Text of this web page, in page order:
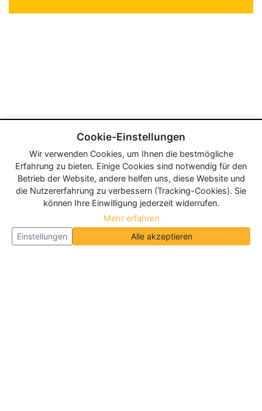
Cookie-Einstellungen
Wir verwenden Cookies, um Ihnen die bestmögliche
Erfahrung zu bieten. Einige Cookies sind notwendig für den
Betrieb der Website, andere helfen uns, diese Website und
die Nutzererfahrung zu verbessern (Tracking-Cookies). Sie
können Ihre Einwilligung jederzeit widerrufen.
Mehr erfahren
Einstellungen
Alle akzeptieren